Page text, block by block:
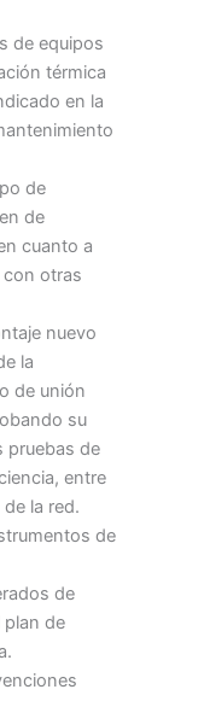
de equipos
térmica
en la
de
de
cuanto a
con otras
nuevo
la
de unión
su
pruebas de
entre
la red.
de
de
plan de